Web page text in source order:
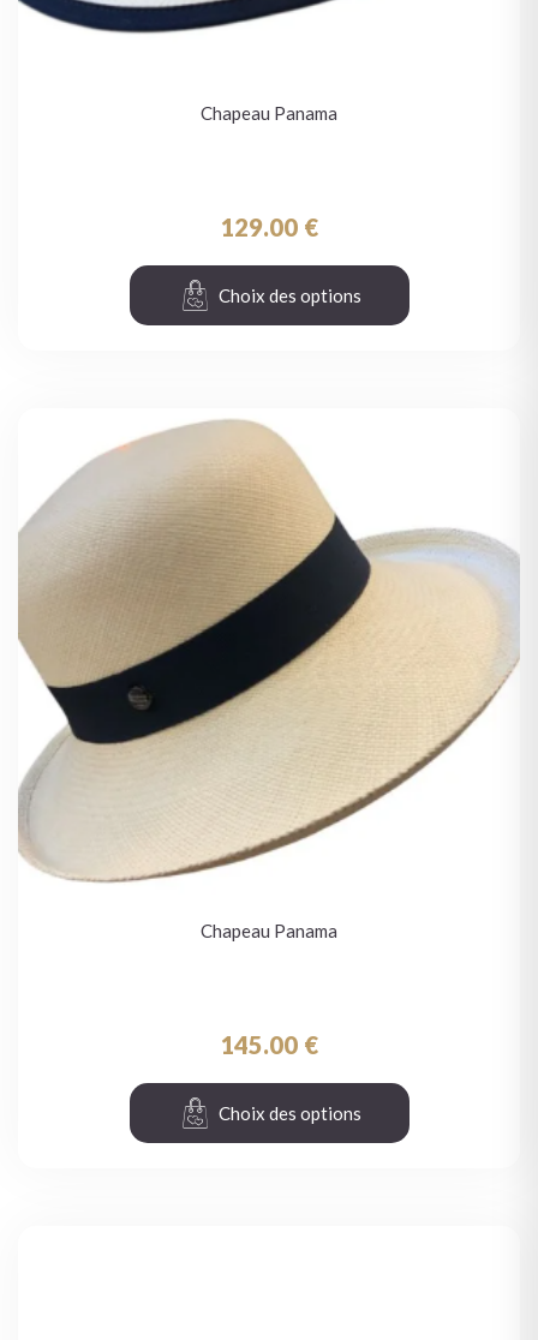
Chapeau Panama
129.00 €
Choix des options
Chapeau Panama
145.00 €
Choix des options